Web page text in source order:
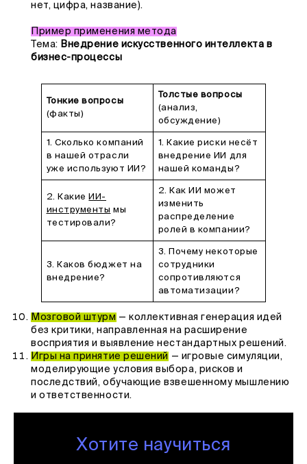
нет, цифра, название).
Пример применения метода
Тема: Внедрение искусственного интеллекта в
бизнес-процессы
Тонкие вопросы
(факты)
Толстые вопросы
(анализ,
обсуждение)
1. Сколько компаний
в нашей отрасли
уже используют ИИ?
1. Какие риски несёт
внедрение ИИ для
нашей команды?
2. Какие ИИ-
инструменты мы
тестировали?
2. Как ИИ может
изменить
распределение
ролей в компании?
3. Каков бюджет на
внедрение?
3. Почему некоторые
сотрудники
сопротивляются
автоматизации?
Мозговой штурм — коллективная генерация идей
без критики, направленная на расширение
восприятия и выявление нестандартных решений.
Игры на принятие решений — игровые симуляции,
моделирующие условия выбора, рисков и
последствий, обучающие взвешенному мышлению
и ответственности.
Хотите научиться